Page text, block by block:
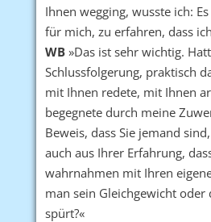
Ihnen wegging, wusste ich:
für mich, zu erfahren, dass
WB»Das ist sehr wichtig.
Schlussfolgerung, praktisch
mit Ihnen redete, mit Ihnen
begegnete durch meine
Beweis, dass Sie jemand
auch aus Ihrer Erfahrung,
wahrnahmen mit Ihren
man sein Gleichgewicht oder
spürt?«